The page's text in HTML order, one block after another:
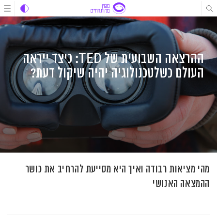
דלג
לתוכן
דלג
דלג
ההרצאה השבועית של TED: כיצד ייראה
העולם כשלטכנולוגיה יהיה שיקול דעת?
מהי מציאות רבודה ואיך היא מסייעת להרחיב את כושר
ההמצאה האנושי